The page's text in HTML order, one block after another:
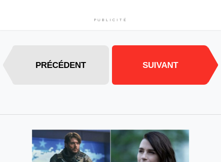
PUBLICITÉ
PRÉCÉDENT SUIVANT